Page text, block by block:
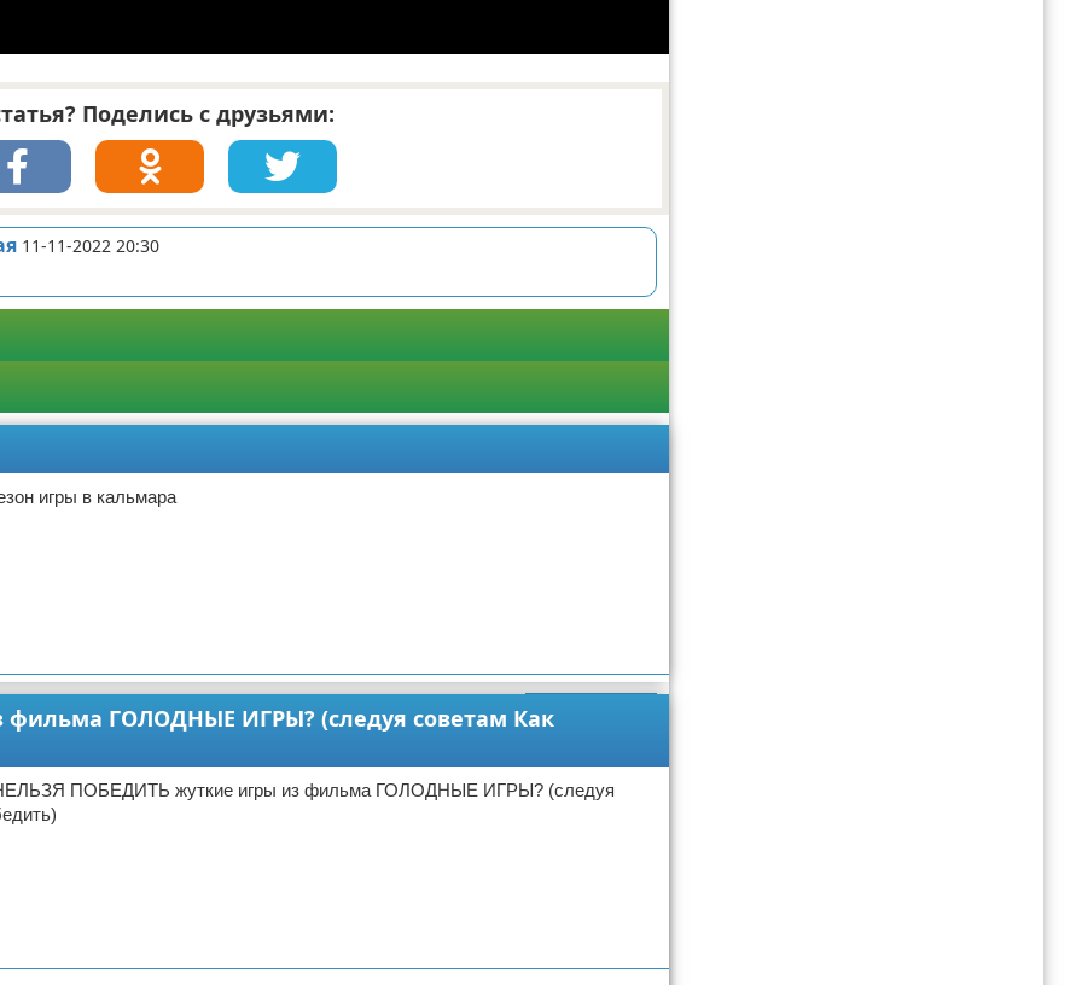
Поделись с друзьями:
11-11-2022 20:30
игры в кальмара
Подробнее
ГОЛОДНЫЕ ИГРЫ? (следуя советам Как
ПОБЕДИТЬ жуткие игры из фильма ГОЛОДНЫЕ ИГРЫ? (следуя